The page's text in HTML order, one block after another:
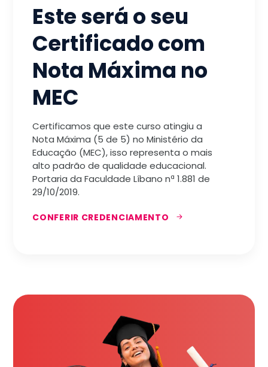
Este será o seu
Certificado com
Nota Máxima no
MEC
Certificamos que este curso atingiu a
Nota Máxima (5 de 5) no Ministério da
Educação (MEC), isso representa o mais
alto padrão de qualidade educacional.
Portaria da Faculdade Líbano nª 1.881 de
29/10/2019.
CONFERIR CREDENCIAMENTO